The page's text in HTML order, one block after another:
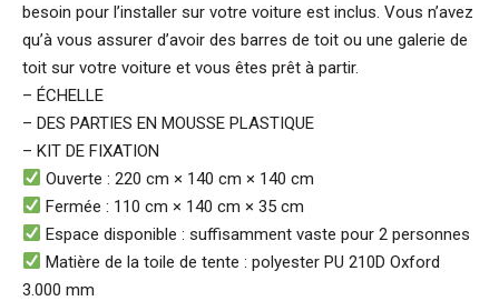
besoin pour l’installer sur votre voiture est inclus. Vous n’avez
qu’à vous assurer d’avoir des barres de toit ou une galerie de
toit sur votre voiture et vous êtes prêt à partir.
– ÉCHELLE
– DES PARTIES EN MOUSSE PLASTIQUE
– KIT DE FIXATION
Ouverte : 220 cm × 140 cm × 140 cm
Fermée : 110 cm × 140 cm × 35 cm
Espace disponible : suffisamment vaste pour 2 personnes
Matière de la toile de tente : polyester PU 210D Oxford
3.000 mm